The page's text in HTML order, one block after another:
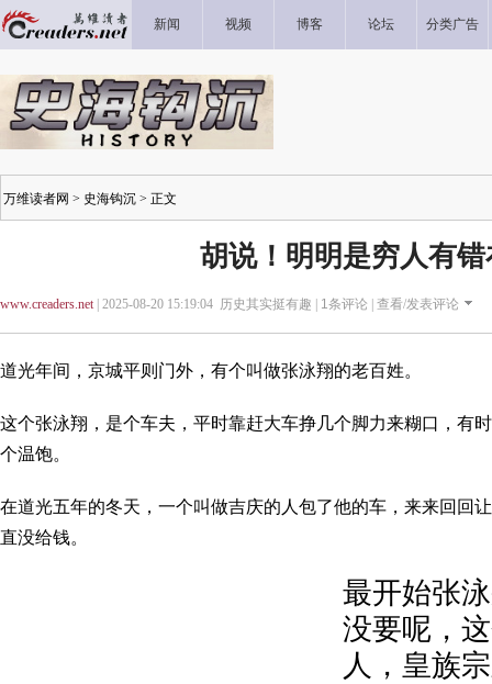
新闻 视频 博客 论坛 分类广告
万维读者网 > 史海钩沉 > 正文
胡说！明明是穷人有错
www.creaders.net| 2025-08-20 15:19:04 历史其实挺有趣 | 1条评论 | 查看/发表评论
道光年间，京城平则门外，有个叫做张泳翔的老百姓。
这个张泳翔，是个车夫，平时靠赶大车挣几个脚力来糊口，有
个温饱。
在道光五年的冬天，一个叫做吉庆的人包了他的车，来来回回
直没给钱。
最开始张
没要呢，
人，皇族